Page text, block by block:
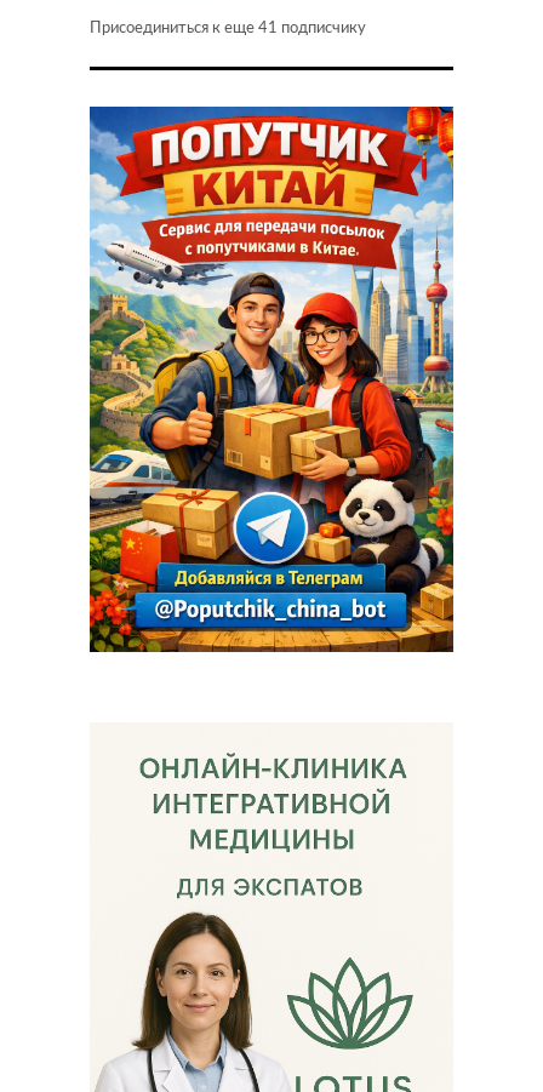
Присоединиться к еще 41 подписчику